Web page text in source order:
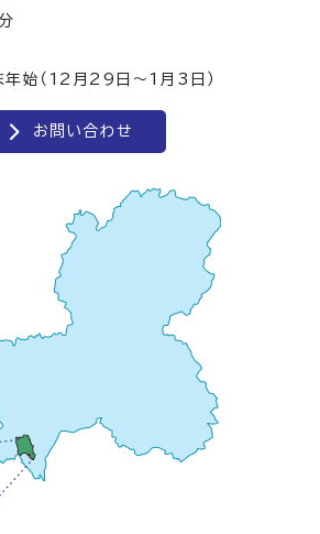
年始（12月29日～1月3日）
お問い合わせ